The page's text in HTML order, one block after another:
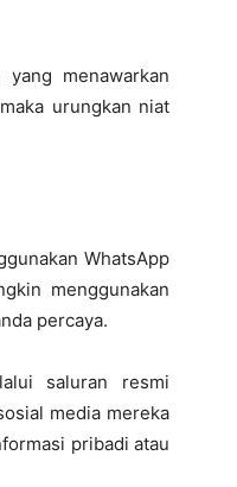
menawarkan
urungkan niat
WhatsApp
menggunakan
percaya.
saluran resmi
media mereka
pribadi atau